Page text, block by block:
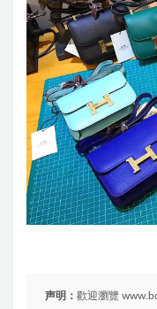
声明： 歡迎瀏覽